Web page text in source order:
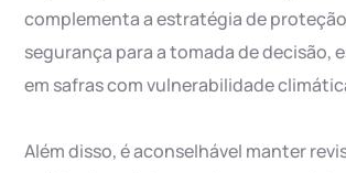
complementa a estratégia de
segurança para a tomada de decisão,
em safras com vulnerabilidade
Além disso, é aconselhável manter